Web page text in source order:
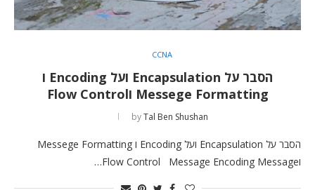
CCNA
הסבר על Encapsulation ועל Encoding ו
Messege Formatting וFlow Control
byTal Ben Shushan
הסבר על Encapsulation ועל Encoding ו Messege Formatting
וFlow Control Message Encoding Message…